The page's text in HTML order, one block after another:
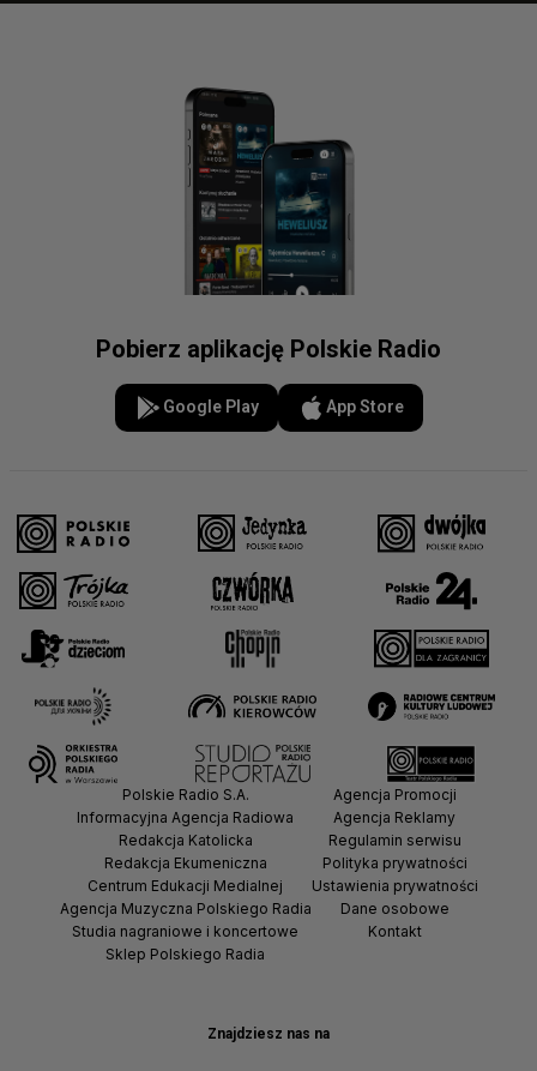
Pobierz aplikację Polskie Radio
Google Play App Store
Znajdziesz nas na
Polskie Radio S.A.
Informacyjna Agencja Radiowa
Redakcja Katolicka
Redakcja Ekumeniczna
Centrum Edukacji Medialnej
Agencja Muzyczna Polskiego Radia
Studia nagraniowe i koncertowe
Sklep Polskiego Radia
Agencja Promocji
Agencja Reklamy
Regulamin serwisu
Polityka prywatności
Ustawienia prywatności
Dane osobowe
Kontakt